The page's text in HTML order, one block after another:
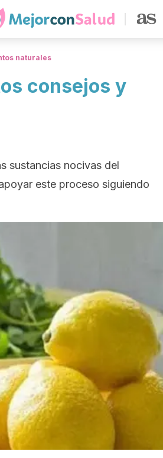
naturales
consejos y
sustancias nocivas del
este proceso siguiendo